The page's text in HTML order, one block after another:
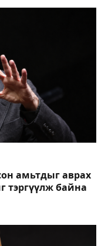
амьтдыг аврах
тэргүүлж байна